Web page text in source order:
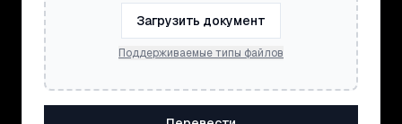
Загрузить документ
Поддерживаемые типы файлов